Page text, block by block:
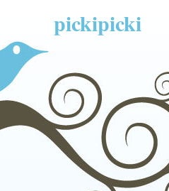
pickipicki